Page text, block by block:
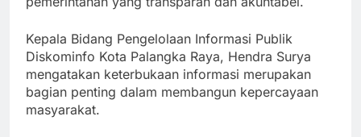
Kepala Bidang Pengelolaan Informasi Publik
Diskominfo Kota Palangka Raya, Hendra Surya
mengatakan keterbukaan informasi merupakan
bagian penting dalam membangun kepercayaan
masyarakat.